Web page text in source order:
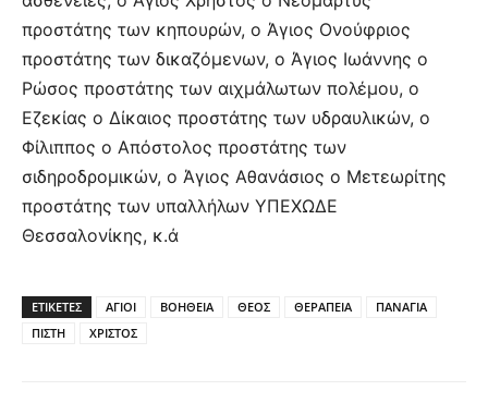
προστάτης των κηπουρών, ο Άγιος Ονούφριος
προστάτης των δικαζόμενων, ο Άγιος Ιωάννης ο
Ρώσος προστάτης των αιχμάλωτων πολέμου, ο
Εζεκίας ο Δίκαιος προστάτης των υδραυλικών, ο
Φίλιππος ο Απόστολος προστάτης των
σιδηροδρομικών, ο Άγιος Αθανάσιος ο Μετεωρίτης
προστάτης των υπαλλήλων ΥΠΕΧΩΔΕ
Θεσσαλονίκης, κ.ά
ΕΤΙΚΕΤΕΣ ΑΓΙΟΙ ΒΟΗΘΕΙΑ ΘΕΟΣ ΘΕΡΑΠΕΙΑ
ΠΑΝΑΓΙΑ
ΠΙΣΤΗ
ΧΡΙΣΤΟΣ